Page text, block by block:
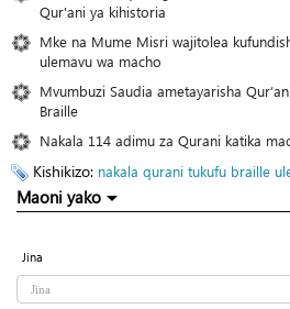
Qur'ani ya kihistoria
Mke na Mume Misri wajitolea
ulemavu wa macho
Mvumbuzi Saudia ametayarisha
Braille
Nakala 114 adimu za Qurani katika
Kishikizo: nakala qurani tukufu braille
Maoni yako
Jina